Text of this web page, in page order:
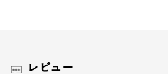
レビュー